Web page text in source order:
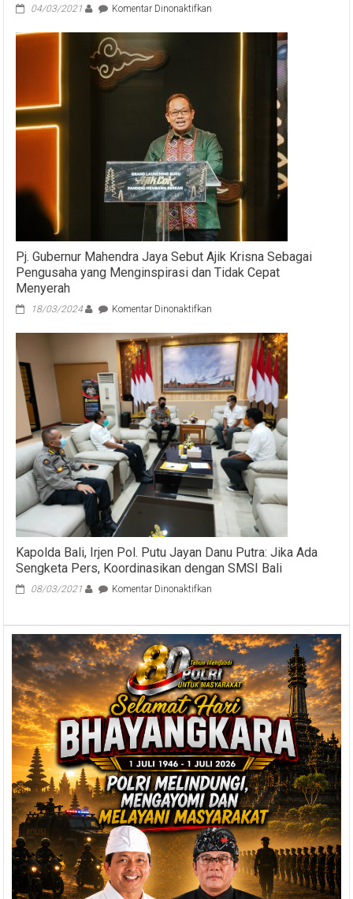
04/03/2021 Komentar Dinonaktifkan
Terapkan
Padma
Bhuana
Dalam
Seimbangkan
Kehidupan
Masyarakatnya
Pj. Gubernur Mahendra Jaya Sebut Ajik Krisna Sebagai
Pengusaha yang Menginspirasi dan Tidak Cepat
Menyerah
18/03/2024 Komentar Dinonaktifkan
Gubernur
Mahendra
Jaya
Sebut
Ajik
Krisna
Sebagai
Pengusaha
yang
Menginspirasi
dan
Tidak
Cepat
Menyerah
Kapolda Bali, Irjen Pol. Putu Jayan Danu Putra: Jika Ada
Sengketa Pers, Koordinasikan dengan SMSI Bali
08/03/2021 Komentar Dinonaktifkan
Pol.
Putu
Jayan
Danu
Putra:
Jika
Ada
Sengketa
Pers,
Koordinasikan
dengan
SMSI
Bali